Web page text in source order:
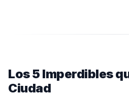
Los 5 Imperdibles
Ciudad